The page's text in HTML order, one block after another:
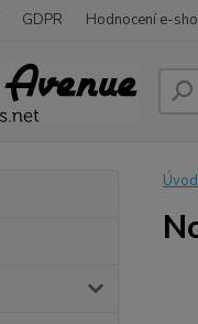
GDPR Hodnocení e-
Úvod